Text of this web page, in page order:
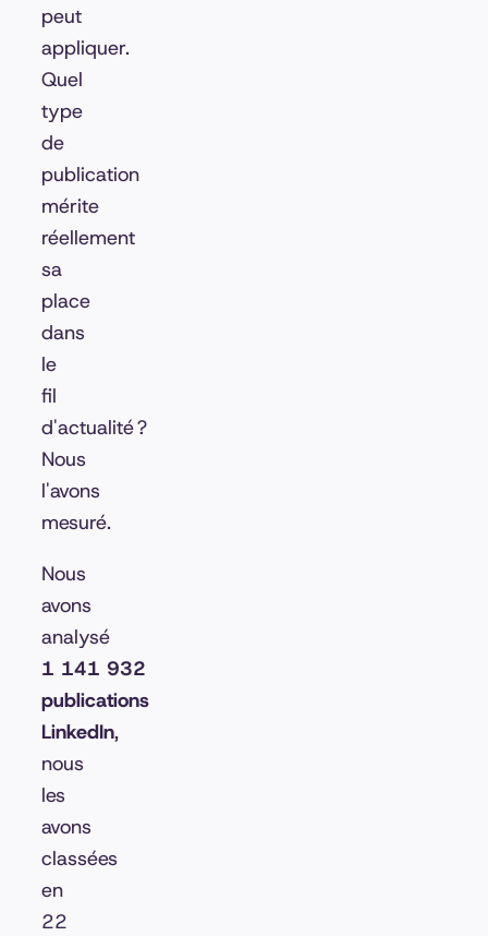
peut
appliquer.
Quel
type
de
publication
mérite
réellement
sa
place
dans
le
fil
d'actualité ?
Nous
l'avons
mesuré.
Nous
avons
analysé
1 141 932
publications
LinkedIn,
nous
les
avons
classées
en
22